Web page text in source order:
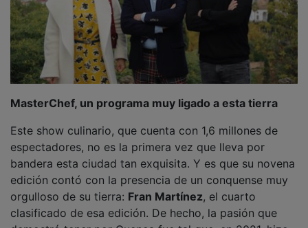
espectadores, no es la primera vez que lleva por
bandera esta ciudad tan exquisita. Y es que su novena
edición contó con la presencia de un conquense muy
orgulloso de su tierra:Fran Martínez , el cuarto
clasificado de esa edición. De hecho, la pasión que
demostró tener por Cuenca fue tal que, en 2021, hizo